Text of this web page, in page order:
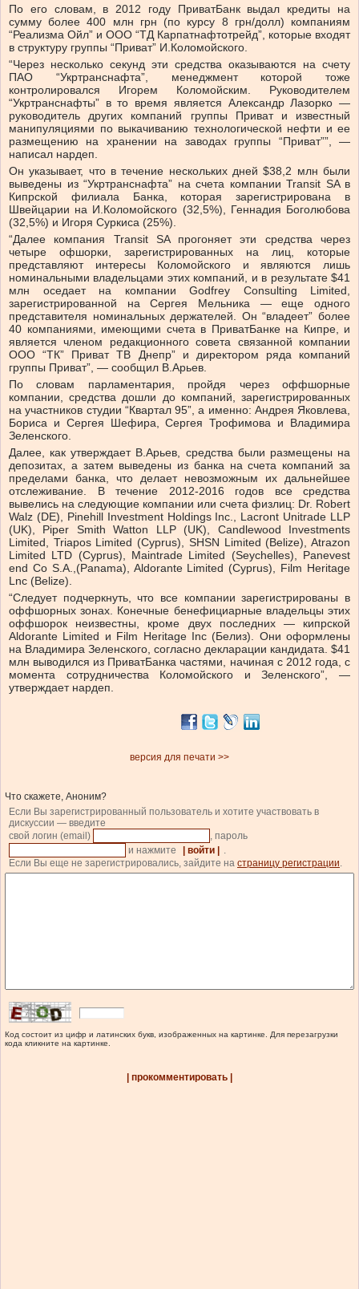
По его словам, в 2012 году ПриватБанк выдал кредиты на
сумму более 400 млн грн (по курсу 8 грн/долл) компаниям
“Реализма Ойл” и ООО “ТД Карпатнафтотрейд”, которые входят
в структуру группы “Приват” И.Коломойского.
“Через несколько секунд эти средства оказываются на счету
ПАО “Укртранснафта”, менеджмент которой тоже
контролировался Игорем Коломойским. Руководителем
“Укртранснафты” в то время является Александр Лазорко —
руководитель других компаний группы Приват и известный
манипуляциями по выкачиванию технологической нефти и ее
размещению на хранении на заводах группы “Приват””, —
написал нардеп.
Он указывает, что в течение нескольких дней $38,2 млн были
выведены из “Укртранснафта” на счета компании Transit SA в
Кипрской филиала Банка, которая зарегистрирована в
Швейцарии на И.Коломойского (32,5%), Геннадия Боголюбова
(32,5%) и Игоря Суркиса (25%).
“Далее компания Transit SA прогоняет эти средства через
четыре офшорки, зарегистрированных на лиц, которые
представляют интересы Коломойского и являются лишь
номинальными владельцами этих компаний, и в результате $41
млн оседает на компании Godfrey Consulting Limited,
зарегистрированной на Сергея Мельника — еще одного
представителя номинальных держателей. Он “владеет” более
40 компаниями, имеющими счета в ПриватБанке на Кипре, и
является членом редакционного совета связанной компании
ООО “ТК” Приват ТВ Днепр” и директором ряда компаний
группы Приват”, — сообщил В.Арьев.
По словам парламентария, пройдя через оффшорные
компании, средства дошли до компаний, зарегистрированных
на участников студии “Квартал 95”, а именно: Андрея Яковлева,
Бориса и Сергея Шефира, Сергея Трофимова и Владимира
Зеленского.
Далее, как утверждает В.Арьев, средства были размещены на
депозитах, а затем выведены из банка на счета компаний за
пределами банка, что делает невозможным их дальнейшее
отслеживание. В течение 2012-2016 годов все средства
вывелись на следующие компании или счета физлиц: Dr. Robert
Walz (DE), Pinehill Investment Holdings Inc., Lacront Unitrade LLP
(UK), Piper Smith Watton LLP (UK), Candlewood Investments
Limited, Triapos Limited (Cyprus), SHSN Limited (Belize), Atrazon
Limited LTD (Cyprus), Maintrade Limited (Seychelles), Panevest
еnd Co S.A.,(Panama), Aldorante Limited (Cyprus), Film Heritage
Lnc (Belize).
“Следует подчеркнуть, что все компании зарегистрированы в
оффшорных зонах. Конечные бенефициарные владельцы этих
оффшорок неизвестны, кроме двух последних — кипрской
Aldorante Limited и Film Heritage Inc (Белиз). Они оформлены
на Владимира Зеленского, согласно декларации кандидата. $41
млн выводился из ПриватБанка частями, начиная с 2012 года, с
момента сотрудничества Коломойского и Зеленского”, —
утверждает нардеп.
версия для печати >>
Что скажете, Аноним?
Если Вы зарегистрированный пользователь и хотите участвовать в
дискуссии — введите
свой логин (email)
, пароль
и нажмите
| войти |
.
Если Вы еще не зарегистрировались, зайдите на страницу регистрации.
Код состоит из цифр и латинских букв, изображенных на картинке. Для перезагрузки
кода кликните на картинке.
| прокомментировать |